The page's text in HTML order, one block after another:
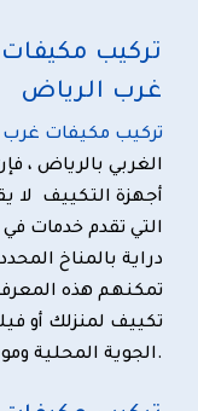
تركيب
غرب الرياض
تركيب مكيفات غرب
الغربي بالرياض ،
أجهزة التكييف
التي تقدم خدمات
دراية بالمناخ
تمكنهم هذه
تكييف لمنزلك أو
الجوية المحلية ومواد البناء والعزل.